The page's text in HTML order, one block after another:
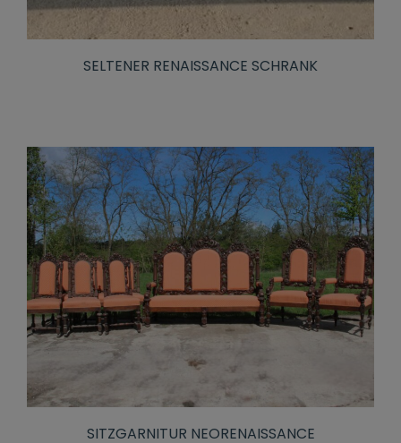
SELTENER RENAISSANCE SCHRANK
SITZGARNITUR NEORENAISSANCE